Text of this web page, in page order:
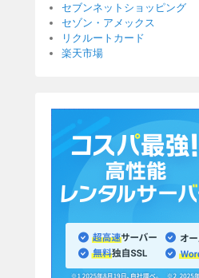
セブンネットショッピング
セゾン・アメックス
リクルートカード
楽天市場